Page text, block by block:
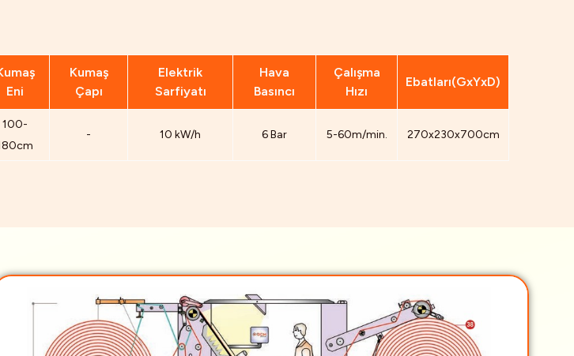
Eni
Kumaş
Çapı
Elektrik
Sarfiyatı
Hava
Basıncı
Çalışma
Hızı
Ebatları(GxYxD)
100-
- 10 kW/h 6 Bar 5-60m/min. 270x230x700cm